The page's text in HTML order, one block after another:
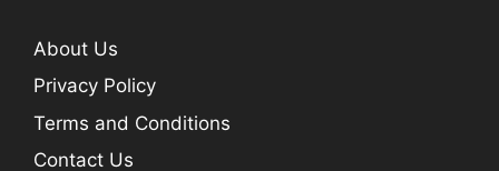
About Us
Privacy Policy
Terms and Conditions
Contact Us